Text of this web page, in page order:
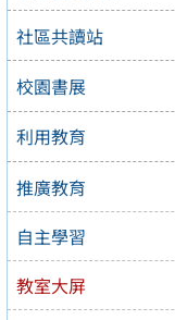
社區共讀站
校園書展
利用教育
推廣教育
自主學習
教室大屏